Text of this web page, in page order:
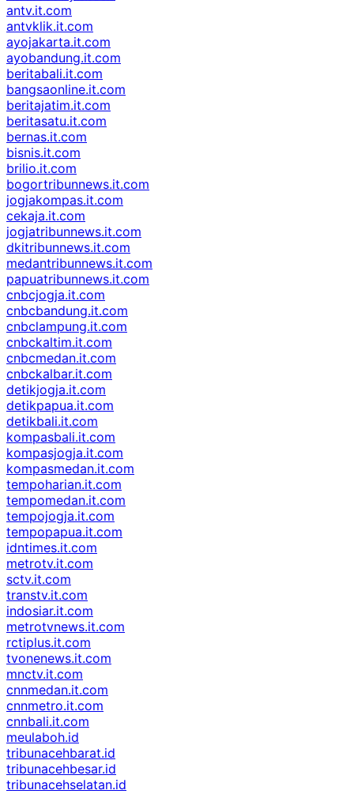
antv.it.com
antvklik.it.com
ayojakarta.it.com
ayobandung.it.com
beritabali.it.com
bangsaonline.it.com
beritajatim.it.com
beritasatu.it.com
bernas.it.com
bisnis.it.com
brilio.it.com
bogortribunnews.it.com
jogjakompas.it.com
cekaja.it.com
jogjatribunnews.it.com
dkitribunnews.it.com
medantribunnews.it.com
papuatribunnews.it.com
cnbcjogja.it.com
cnbcbandung.it.com
cnbclampung.it.com
cnbckaltim.it.com
cnbcmedan.it.com
cnbckalbar.it.com
detikjogja.it.com
detikpapua.it.com
detikbali.it.com
kompasbali.it.com
kompasjogja.it.com
kompasmedan.it.com
tempoharian.it.com
tempomedan.it.com
tempojogja.it.com
tempopapua.it.com
idntimes.it.com
metrotv.it.com
sctv.it.com
transtv.it.com
indosiar.it.com
metrotvnews.it.com
rctiplus.it.com
tvonenews.it.com
mnctv.it.com
cnnmedan.it.com
cnnmetro.it.com
cnnbali.it.com
meulaboh.id
tribunacehbarat.id
tribunacehbesar.id
tribunacehselatan.id